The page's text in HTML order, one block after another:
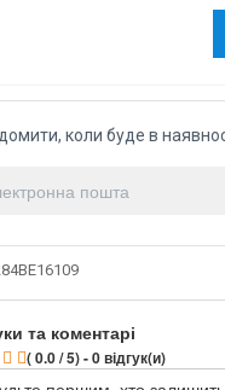
коли буде в
та коментарі
( 0.0 / 5) - 0 відгук(и)